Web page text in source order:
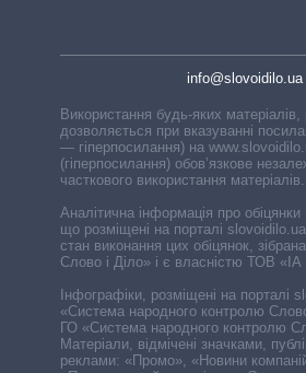
info@slovoidilo.ua
Використання будь-яких матеріалів,
дозволяється при вказуванні
— гіперпосилання) на
(гіперпосилання) обов’язкове
часткового використання матеріалів.
Аналітична інформація про обіцянки
що розміщені на порталі
стан виконання цих обіцянок,
Слово і Діло» і є власністю ТОВ «ІА
Інфографіки, розміщені на порталі
«Система народного контролю Слово
ГО «Система народного контролю
Матеріали, відмічені значками,
реклами: «Промо», «Новини